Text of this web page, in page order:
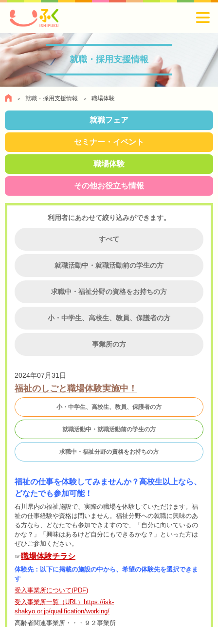
就職・採用支援情報
就職・採用支援情報 職場体験
就職フェア
セミナー・イベント
職場体験
その他お役立ち情報
利用者にあわせて絞り込みができます。
すべて
就職活動中・就職活動前の学生の方
求職中・福祉分野の資格をお持ちの方
小・中学生、高校生、教員、保護者の方
事業所の方
2024年07月31日
福祉のしごと職場体験実施中！
小・中学生、高校生、教員、保護者の方
就職活動中・就職活動前の学生の方
求職中・福祉分野の資格をお持ちの方
福祉の仕事を体験してみませんか？高校生以上なら、
どなたでも参加可能！
石川県内の福祉施設で、実際の職場を体験していただけます。福
祉の仕事経験や資格は問いません。福祉分野への就職に興味のあ
る方なら、どなたでも参加できますので、「自分に向いているの
かな？」「興味はあるけど自分にもできるかな？」といった方は
ぜひご参加ください。
☞職場体験チラシ
体験先：以下に掲載の施設の中から、希望の体験先を選択できま
す
受入事業所について(PDF)
受入事業所一覧（URL）https://isk-
shakyo.or.jp/qualification/working/
高齢者関連事業所・・・９２事業所